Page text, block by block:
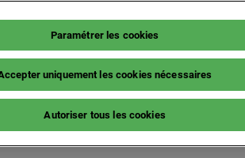
French (France)
English
French (France)
Paramétrer les cookies
uniquement les cookies nécessaires
Autoriser tous les cookies